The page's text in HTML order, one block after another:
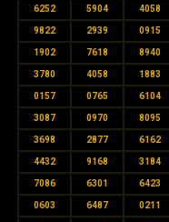
6252 5904 4058
9822 2939 0915
1902 7618 8940
3780 4058 1883
0157 0765 6104
3087 0970 8095
3698 2877 6162
4432 9168 3184
7086 6301 6423
0603 6487 0211